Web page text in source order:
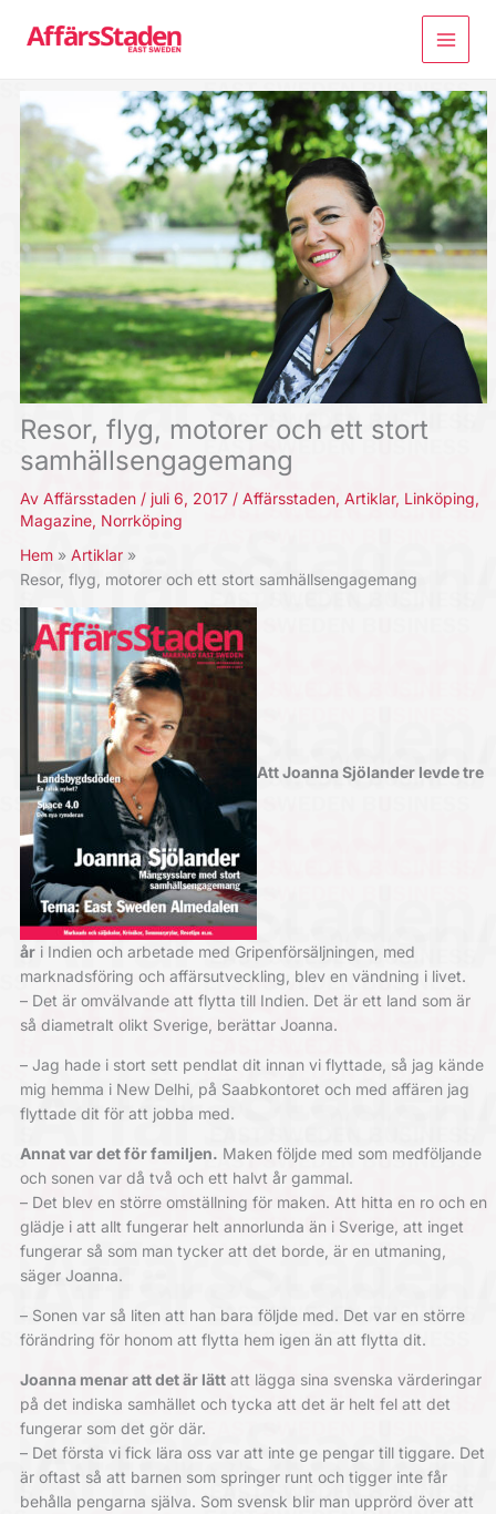
Resor, flyg, motorer och ett stort
samhällsengagemang
Av Affärsstaden / juli 6, 2017 / Affärsstaden, Artiklar, Linköping,
Magazine, Norrköping
Hem
Artiklar
Resor, flyg, motorer och ett stort samhällsengagemang
Att Joanna Sjölander levde tre
åri Indien och arbetade med Gripenförsäljningen, med
marknadsföring och affärsutveckling, blev en vändning i livet.
– Det är omvälvande att flytta till Indien. Det är ett land som är
så diametralt olikt Sverige, berättar Joanna.
– Jag hade i stort sett pendlat dit innan vi flyttade, så jag kände
mig hemma i New Delhi, på Saabkontoret och med affären jag
flyttade dit för att jobba med.
Annat var det för familjen. Maken följde med som medföljande
och sonen var då två och ett halvt år gammal.
– Det blev en större omställning för maken. Att hitta en ro och en
glädje i att allt fungerar helt annorlunda än i Sverige, att inget
fungerar så som man tycker att det borde, är en utmaning,
säger Joanna.
– Sonen var så liten att han bara följde med. Det var en större
förändring för honom att flytta hem igen än att flytta dit.
Joanna menar att det är lättatt lägga sina svenska värderingar
på det indiska samhället och tycka att det är helt fel att det
fungerar som det gör där.
– Det första vi fick lära oss var att inte ge pengar till tiggare. Det
är oftast så att barnen som springer runt och tigger inte får
behålla pengarna själva. Som svensk blir man upprörd över att